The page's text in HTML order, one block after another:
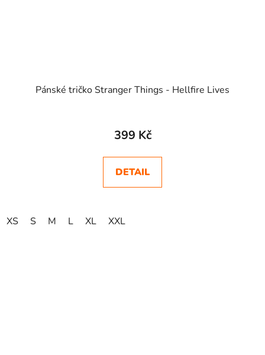
Pánské tričko Stranger Things - Hellfire Lives
399 Kč
DETAIL
XS S M L XL XXL